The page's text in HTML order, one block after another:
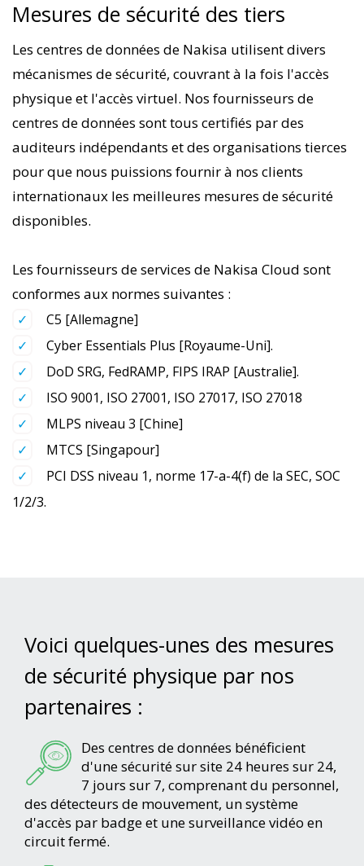
Mesures de sécurité des tiers
Les centres de données de Nakisa utilisent divers
mécanismes de sécurité, couvrant à la fois l'accès
physique et l'accès virtuel. Nos fournisseurs de
centres de données sont tous certifiés par des
auditeurs indépendants et des organisations tierces
pour que nous puissions fournir à nos clients
internationaux les meilleures mesures de sécurité
disponibles.
Les fournisseurs de services de Nakisa Cloud sont
conformes aux normes suivantes :
C5 [Allemagne]
Cyber Essentials Plus [Royaume-Uni].
DoD SRG, FedRAMP, FIPS IRAP [Australie].
ISO 9001, ISO 27001, ISO 27017, ISO 27018
MLPS niveau 3 [Chine]
MTCS [Singapour]
PCI DSS niveau 1, norme 17-a-4(f) de la SEC, SOC
1/2/3.
Voici quelques-unes des mesures
de sécurité physique par nos
partenaires :
Des centres de données bénéficient
d'une sécurité sur site 24 heures sur 24,
7 jours sur 7, comprenant du personnel,
des détecteurs de mouvement, un système
d'accès par badge et une surveillance vidéo en
circuit fermé.